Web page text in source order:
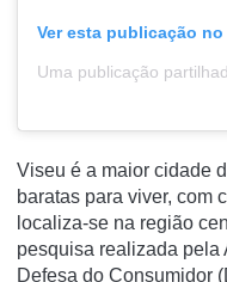
Ver esta publicação
Viseu é a maior cidade
baratas para viver, com
localiza-se na região
pesquisa realizada pela
Defesa do Consumidor